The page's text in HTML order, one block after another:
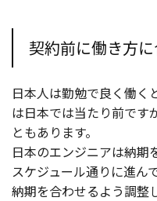
契約前に働き方
日本人は勤勉で良く働く
は日本では当たり前です
ともあります。
日本のエンジニアは納期
スケジュール通りに進ん
納期を合わせるよう調整